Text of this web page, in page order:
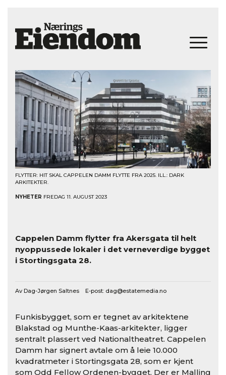
FLYTTER: HIT SKAL CAPPELEN DAMM FLYTTE FRA 2025. ILL.: DARK
ARKITEKTER.
NYHETER FREDAG 11. AUGUST 2023
Cappelen Damm flytter fra Akersgata til helt
nyoppussede lokaler i det verneverdige bygget
i Stortingsgata 28.
Av Dag-Jørgen Saltnes E-post: dag@estatemedia.no
Funkisbygget, som er tegnet av arkitektene
Blakstad og Munthe-Kaas-arkitekter, ligger
sentralt plassert ved Nationaltheatret. Cappelen
Damm har signert avtale om å leie 10.000
kvadratmeter i Stortingsgata 28, som er kjent
som Odd Fellow Ordenen-bygget. Der er Malling